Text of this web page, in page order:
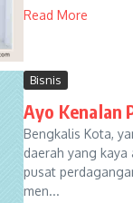
Read More
Bisnis
Ayo Kenalan
Bengkalis Kota,
daerah yang kaya
pusat
men...